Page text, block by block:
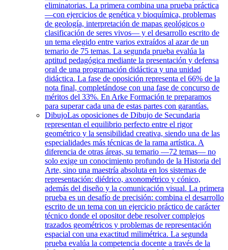
eliminatorias. La primera combina una prueba práctica
—con ejercicios de genética y bioquímica, problemas
de geología, interpretación de mapas geológicos o
clasificación de seres vivos— y el desarrollo escrito de
un tema elegido entre varios extraídos al azar de un
temario de 75 temas. La segunda prueba evalúa la
aptitud pedagógica mediante la presentación y defensa
oral de una programación didáctica y una unidad
didáctica. La fase de oposición representa el 66% de la
nota final, completándose con una fase de concurso de
méritos del 33%. En Arke Formación te preparamos
para superar cada una de estas partes con garantías.
DibujoLas oposiciones de Dibujo de Secundaria
representan el equilibrio perfecto entre el rigor
geométrico y la sensibilidad creativa, siendo una de las
especialidades más técnicas de la rama artística. A
diferencia de otras áreas, su temario —72 temas— no
solo exige un conocimiento profundo de la Historia del
Arte, sino una maestría absoluta en los sistemas de
representación: diédrico, axonométrico y cónico,
además del diseño y la comunicación visual. La primera
prueba es un desafío de precisión: combina el desarrollo
escrito de un tema con un ejercicio práctico de carácter
técnico donde el opositor debe resolver complejos
trazados geométricos y problemas de representación
espacial con una exactitud milimétrica. La segunda
prueba evalúa la competencia docente a través de la